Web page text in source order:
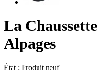
La
Alpages
État : Produit neuf